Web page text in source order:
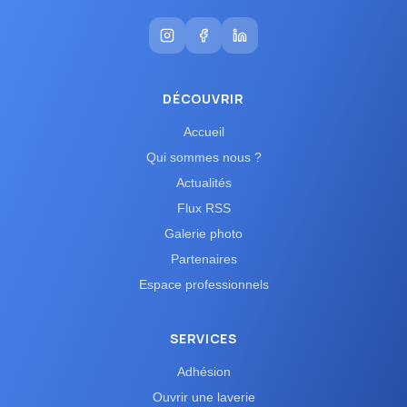
DÉCOUVRIR
Accueil
Qui sommes nous ?
Actualités
Flux RSS
Galerie photo
Partenaires
Espace professionnels
SERVICES
Adhésion
Ouvrir une laverie